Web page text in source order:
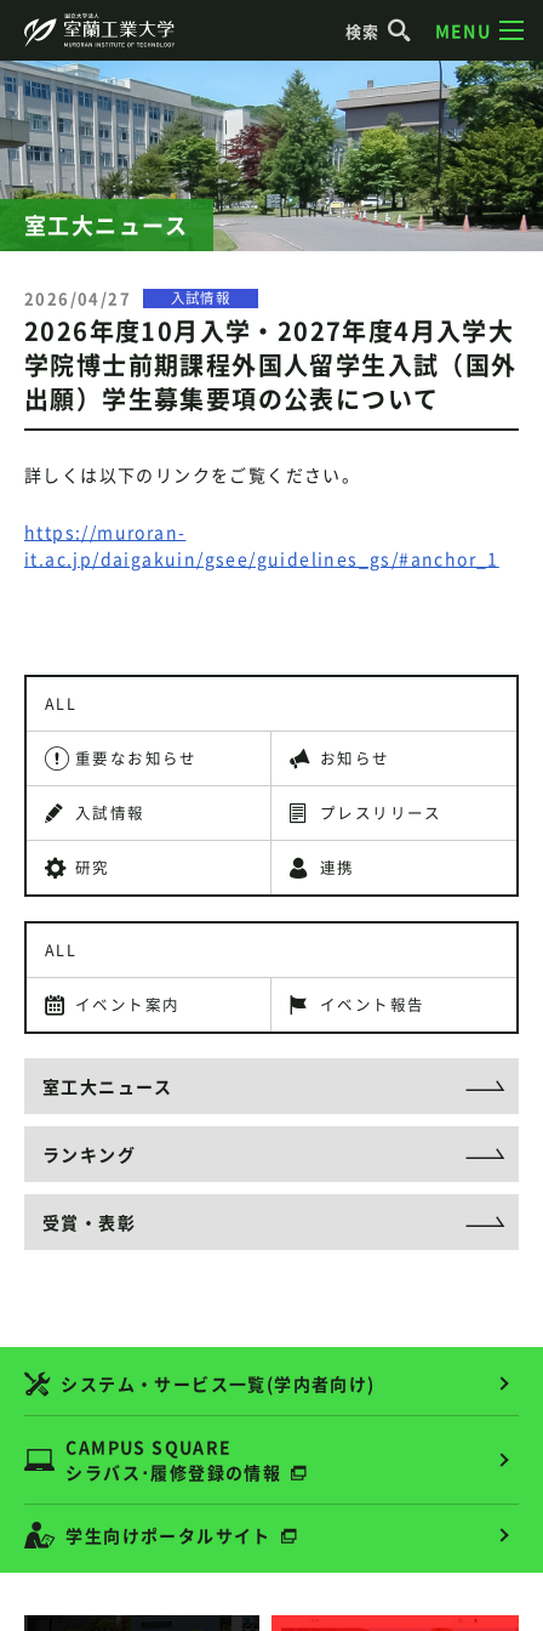
検索 MENU
室工大ニュース
2026/04/27 入試情報
2026年度10月入学・2027年度4月入学大
学院博士前期課程外国人留学生入試（国外
出願）学生募集要項の公表について
詳しくは以下のリンクをご覧ください。
https://muroran-
it.ac.jp/daigakuin/gsee/guidelines_gs/#anchor_1
ALL
重要なお知らせ お知らせ
入試情報 プレスリリース
研究 連携
ALL
イベント案内 イベント報告
室工大ニュース
ランキング
受賞・表彰
システム・サービス一覧(学内者向け)
CAMPUS SQUARE
シラバス･履修登録の情報
学生向けポータルサイト